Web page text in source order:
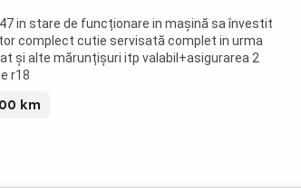
in stare de funcționare in mașină sa învestit
complect cutie servisată complet in urma
și alte mărunțișuri itp valabil+asigurarea 2
r18
km